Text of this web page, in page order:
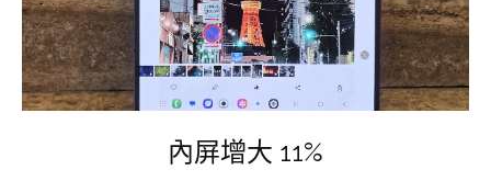
內屏增大 11%